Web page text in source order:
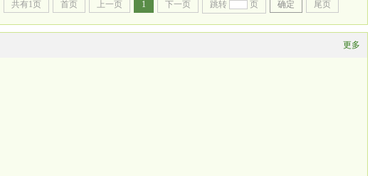
共有1页 首页 上一页 1 下一页 跳转 页 确定 尾页
更多